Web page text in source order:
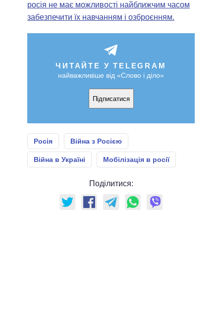
росія не має можливості найближчим часом
забезпечити їх навчанням і озброєнням.
ЧИТАЙТЕ У TELEGRAM
найважливіше від «Слово і діло»
Підписатися
Росія Війна з Росією
Війна в Україні Мобілізація в росії
Поділитися: